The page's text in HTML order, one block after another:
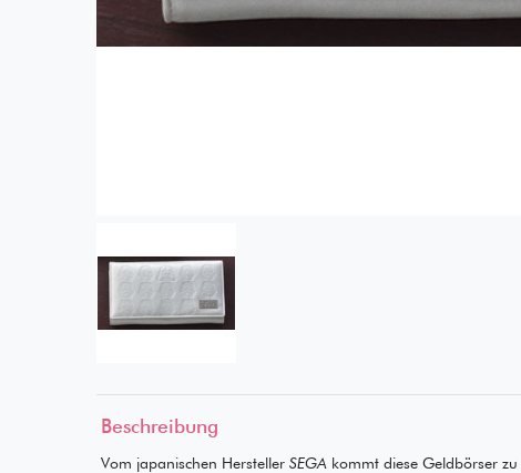
Beschreibung
Vom japanischen Hersteller SEGA kommt diese Geldbörser zu